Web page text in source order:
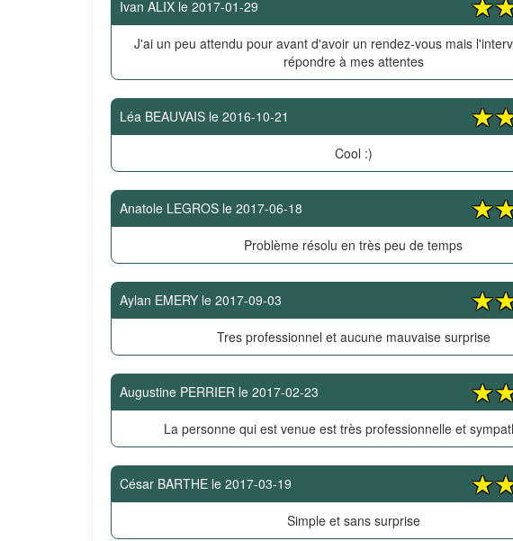
Ivan ALIX le 2017-01-29
J'ai un peu attendu pour avant d'avoir un rendez-vous mais
répondre à mes attentes
Léa BEAUVAIS le 2016-10-21
Cool :)
Anatole LEGROS le 2017-06-18
Problème résolu en très peu de temps
Aylan EMERY le 2017-09-03
Tres professionnel et aucune mauvaise surprise
Augustine PERRIER le 2017-02-23
La personne qui est venue est très professionnelle et
César BARTHE le 2017-03-19
Simple et sans surprise